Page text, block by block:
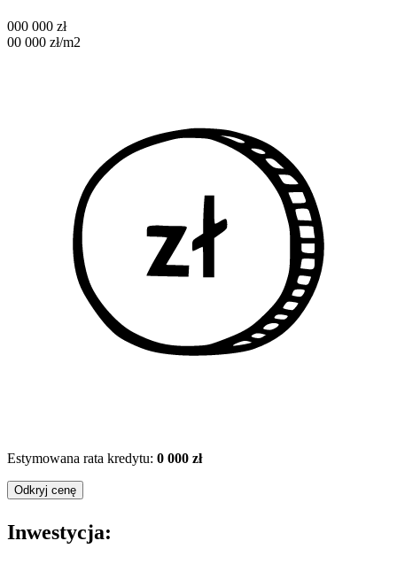
000 000 zł
00 000 zł/m2
Estymowana rata kredytu: 0 000 zł
Odkryj cenę
Inwestycja: